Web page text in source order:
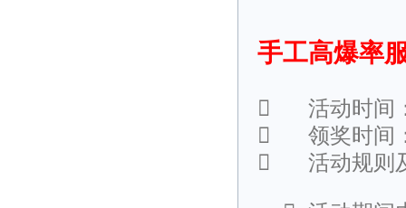
手工高爆率

活动时间

领奖时间

活动规则